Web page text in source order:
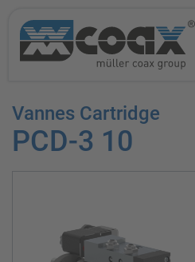
Vannes Cartridge
PCD-3 10